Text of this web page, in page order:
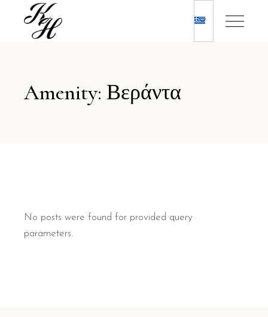
Amenity: Βεράντα
No posts were found for provided query
parameters.